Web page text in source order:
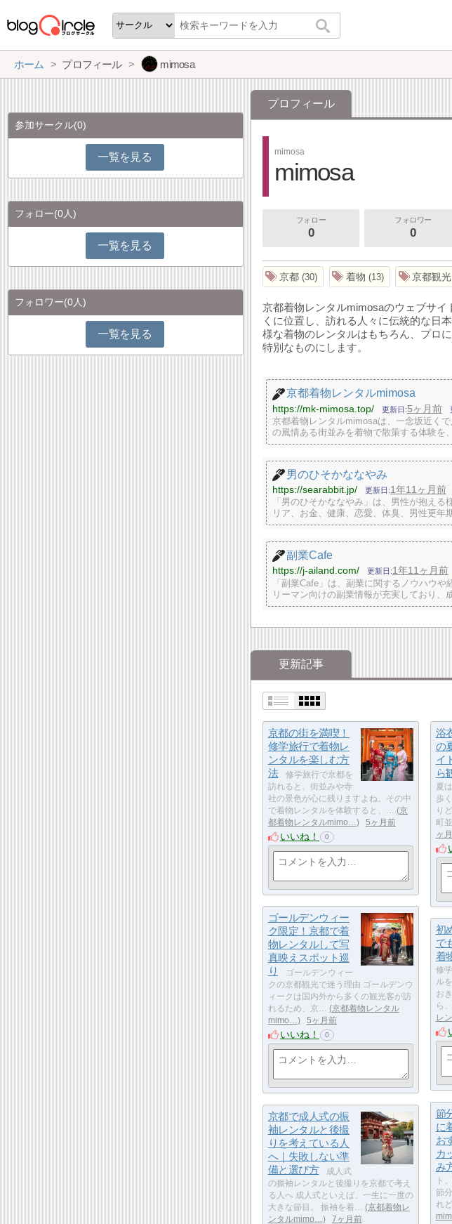
ホーム プロフィール mimosa
プロフィール
mimosa
mimosa
フォロー
0
フォロワー
0
京都 30 着物 13 京都観光
京都着物レンタルmimosaのウェブサ
くに位置し、訪れる人々に伝統的な日
様な着物のレンタルはもちろん、プロ
特別なものにします。
京都着物レンタルmimosa
https://mk-mimosa.top/ 更新日 5ヶ月前
京都着物レンタルmimosaは、一念坂近く
の風情ある街並みを着物で散策する体験を
男のひそかななやみ
https://searabbit.jp/ 更新日 1年11ヶ月前
「男のひそかななやみ」は、男性が抱え
リア、お金、健康、恋愛、体臭、男性更
副業Cafe
https://j-ailand.com/ 更新日 1年11ヶ月前
「副業Cafe」は、副業に関するノウハウ
リーマン向けの副業情報が充実しており、
更新記事
京都の街を満喫！
修学旅行で着物レ
ンタルを楽しむ方
法
修学旅行で京都を
訪れると、街並みや寺
社の景色が心に残りますよね。その中
で着物レンタルを体験すると、…
京
都着物レンタルmimo…
5ヶ月前
いいね！ 0
浴
の
イ
ら
夏
歩
り
町
ヶ
ゴールデンウィー
ク限定！京都で着
物レンタルして写
真映えスポット巡
り
ゴールデンウィー
クの京都観光で迷う理由 ゴールデンウ
ィークは国内外から多くの観光客が訪
れるため、京…
京都着物レンタル
mimo…
5ヶ月前
いいね！ 0
初
で
着
修
ル
お
ら
レ
節
に
お
カ
み
ト
節
れ
京都で成人式の振
袖レンタルと後撮
りを考えている人
へ｜失敗しない準
備と選び方
成人式
の振袖レンタルと後撮りを京都で考え
る人へ 成人式といえば、一生に一度の
大きな節目。 振袖を着…
京都着物レ
ンタルmimo…
7ヶ月前
参加サークル(0)
一覧を見る
フォロー(0人)
一覧を見る
フォロワー(0人)
一覧を見る